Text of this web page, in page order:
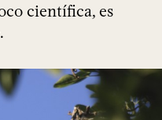
científica, es